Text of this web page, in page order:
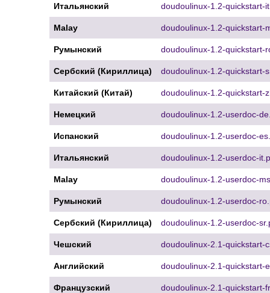
Итальянский doudoulinux-1.2-quickstart-
Malay doudoulinux-1.2-quickstart-
Румынский doudoulinux-1.2-quickstart-
Сербский (Кириллица) doudoulinux-1.2-quickstart-
Китайский (Китай) doudoulinux-1.2-quickstart-
Немецкий doudoulinux-1.2-userdoc-
Испанский doudoulinux-1.2-userdoc-
Итальянский doudoulinux-1.2-userdoc-
Malay doudoulinux-1.2-userdoc-
Румынский doudoulinux-1.2-userdoc-
Сербский (Кириллица) doudoulinux-1.2-userdoc-
Чешский doudoulinux-2.1-quickstart-
Английский doudoulinux-2.1-quickstart-
Французский doudoulinux-2.1-quickstart-